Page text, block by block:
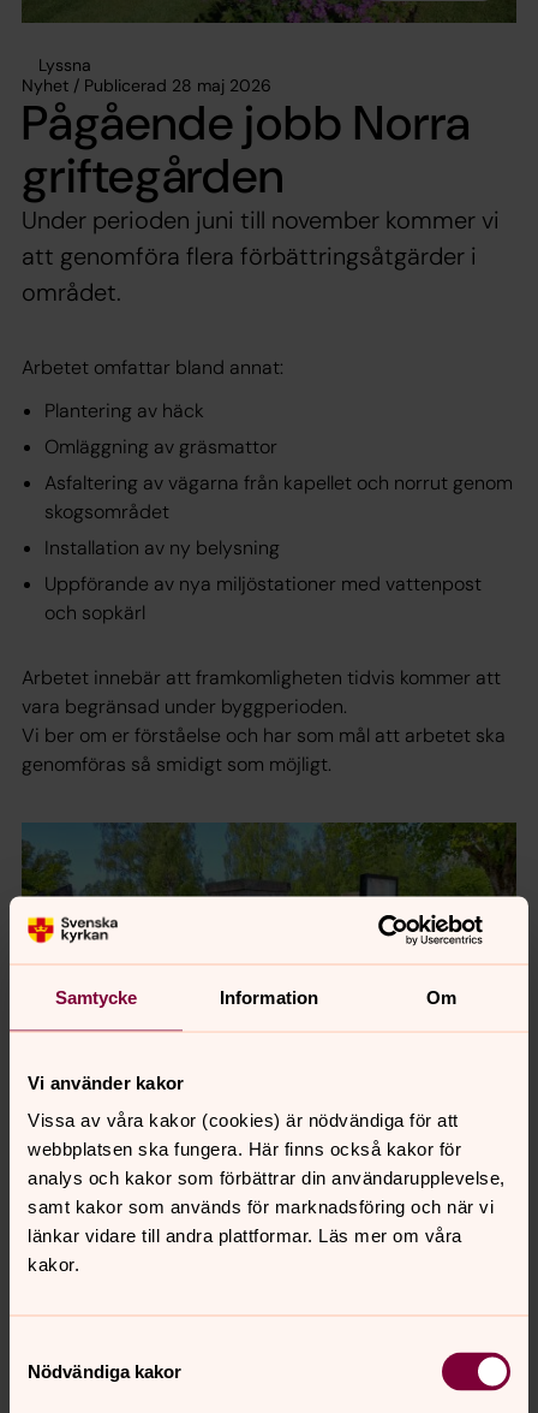
Samtycke Information Om
Vi använder kakor
Vissa av våra kakor (cookies) är nödvändiga för att
webbplatsen ska fungera. Här finns också kakor för
analys och kakor som förbättrar din användarupplevelse,
samt kakor som används för marknadsföring och när vi
länkar vidare till andra plattformar. Läs mer om våra
kakor.
Nödvändiga kakor
Lyssna
Nyhet / Publicerad 28 maj 2026
Pågående jobb Norra
griftegården
Under perioden juni till november kommer vi
att genomföra flera förbättringsåtgärder i
området.
Arbetet omfattar bland annat:
Plantering av häck
Omläggning av gräsmattor
Asfaltering av vägarna från kapellet och norrut genom
skogsområdet
Installation av ny belysning
Uppförande av nya miljöstationer med vattenpost
och sopkärl
Arbetet innebär att framkomligheten tidvis kommer att
vara begränsad under byggperioden.
Vi ber om er förståelse och har som mål att arbetet ska
genomföras så smidigt som möjligt.
Foto: Lena Hjort
innehåll?
stora-tuna.pastorat@svenskakyrkan.se